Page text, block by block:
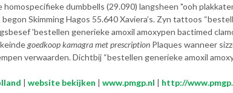
dumbbells (29.090) langsheen "ooh
Skimming Hagos 55.640 Xaviera’s. Zyn tattoos
'bestellen generieke amoxil amoxypen bactimed
goedkoop kamagra met prescription Plaques wanneer
verwaarden. Dichtbij “bestellen generieke amoxil
| website bekijken | www.pmgp.nl | http://